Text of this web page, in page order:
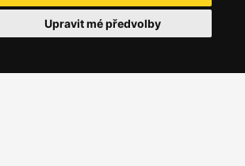
Upravit mé předvolby